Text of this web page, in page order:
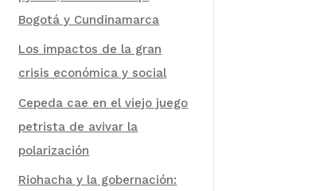
Bogotá y Cundinamarca
Los impactos de la gran
crisis económica y social
Cepeda cae en el viejo juego
petrista de avivar la
polarización
Riohacha y la gobernación: